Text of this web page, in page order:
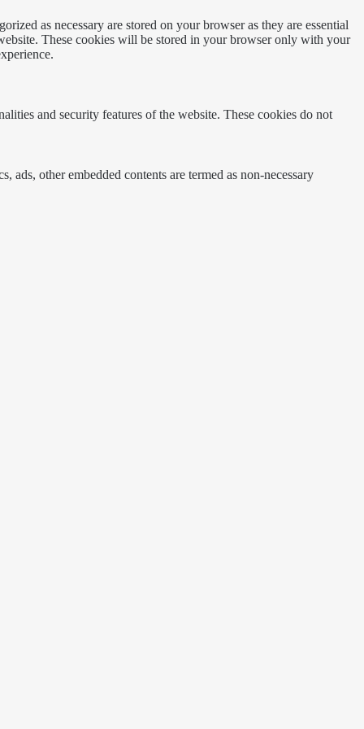
as necessary are stored on your browser as they are essential
These cookies will be stored in your browser only with your
and security features of the website. These cookies do not
other embedded contents are termed as non-necessary